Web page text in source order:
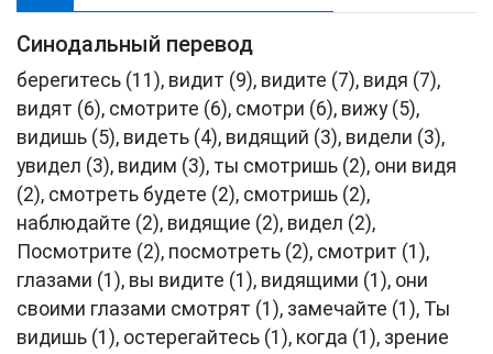
Синодальный перевод
берегитесь (11), видит (9), видите (7), видя (7),
видят (6), смотрите (6), смотри (6), вижу (5),
видишь (5), видеть (4), видящий (3), видели (3),
увидел (3), видим (3), ты смотришь (2), они видя
(2), смотреть будете (2), смотришь (2),
наблюдайте (2), видящие (2), видел (2),
Посмотрите (2), посмотреть (2), смотрит (1),
глазами (1), вы видите (1), видящими (1), они
своими глазами смотрят (1), замечайте (1), Ты
видишь (1), остерегайтесь (1), когда (1), зрение